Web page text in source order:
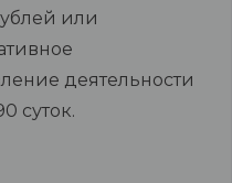
или
деятельности
суток.